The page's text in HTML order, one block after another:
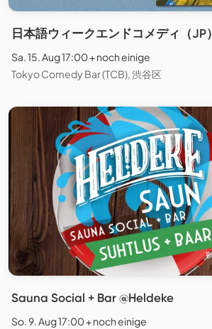
日本語ウィークエンドコメディ（JP）
Sa. 15. Aug 17:00 + noch einige
Tokyo Comedy Bar (TCB), 渋谷区
Sauna Social + Bar @Heldeke
So. 9. Aug 17:00 + noch einige